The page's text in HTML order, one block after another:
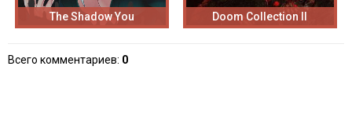
The Shadow You Doom Collection II
Всего комментариев: 0